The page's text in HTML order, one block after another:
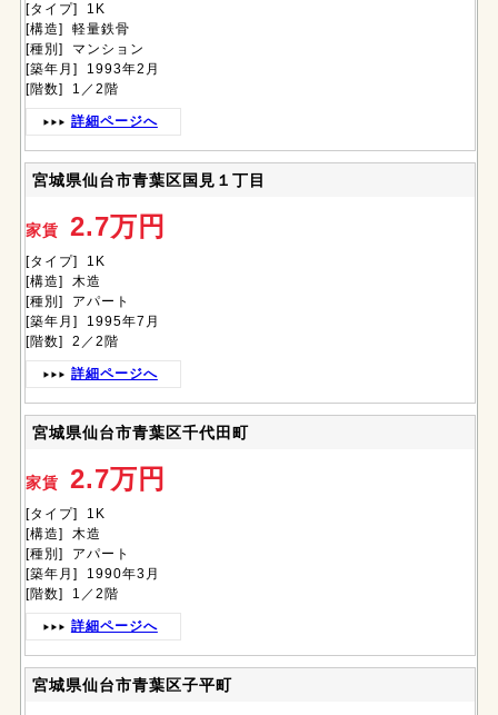
[タイプ] 1K
[構造] 軽量鉄骨
[種別] マンション
[築年月] 1993年2月
[階数] 1／2階
詳細ページへ
宮城県仙台市青葉区国見１丁目
家賃 2.7万円
[タイプ] 1K
[構造] 木造
[種別] アパート
[築年月] 1995年7月
[階数] 2／2階
詳細ページへ
宮城県仙台市青葉区千代田町
家賃 2.7万円
[タイプ] 1K
[構造] 木造
[種別] アパート
[築年月] 1990年3月
[階数] 1／2階
詳細ページへ
宮城県仙台市青葉区子平町